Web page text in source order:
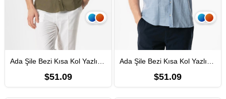
Ada Şile Bezi Kısa Kol Yazlık Erkek Gömlek Haki 3049
$51.09
Ada Şile Bezi Kısa Kol Yazlık Erkek Gömlek Açık Mavi 3074
$51.09